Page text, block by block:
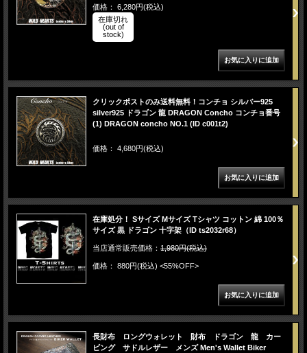
価格： 6,280円(税込)
在庫切れ
(out of
stock)
クリックポストのみ送料無料！コンチョ シルバー925
silver925 ドラゴン 龍 DRAGON Concho コンチョ番号
(1) DRAGON concho NO.1 (ID c001t2)
価格： 4,680円(税込)
在庫処分！ Sサイズ Mサイズ Tシャツ コットン 綿 100％
サイズ 黒 ドラゴン 十字架（ID ts2032r68）
当店通常販売価格： 1,980円(税込)
価格： 880円(税込) <55%OFF>
長財布 ロングウォレット 財布 ドラゴン 龍 カー
ビング サドルレザー メンズ Men's Wallet Biker